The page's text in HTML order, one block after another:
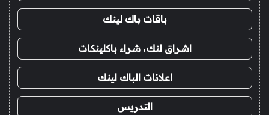
باقات باك لينك
اشراق لنك، شراء باكلينكات
اعلانات الباك لينك
التدريس